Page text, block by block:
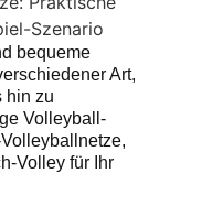
bequeme
Art,
hin zu
Volleyball-
Volley für Ihr